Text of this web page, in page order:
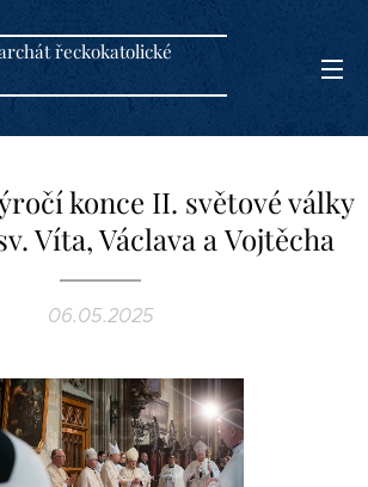
řeckokatolické
konce II. světové války
Víta, Václava a Vojtěcha
06.05.2025